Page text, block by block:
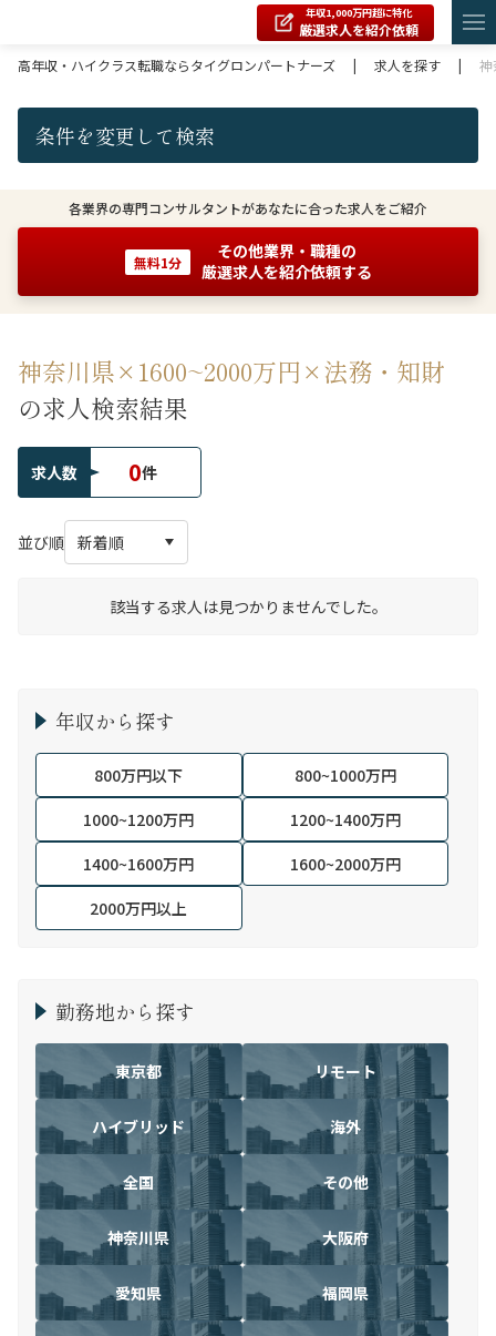
年収1,000万円超に特化
厳選求人を紹介依頼
高年収・ハイクラス転職ならタイグロンパートナーズ
| 求人を探す |
条件を変更して検索
各業界の専門コンサルタントがあなたに合った求人をご紹介
無料1分
その他業界・職種の
厳選求人を紹介依頼する
神奈川県×1600~2000万円×法務・知財
の求人検索結果
求人数 0件
並び順
該当する求人は見つかりませんでした。
年収から探す
800万円以下
800~1000万円
1000~1200万円
1200~1400万円
1400~1600万円
1600~2000万円
2000万円以上
勤務地から探す
東京都 リモート
ハイブリッド 海外
全国 その他
神奈川県 大阪府
愛知県 福岡県